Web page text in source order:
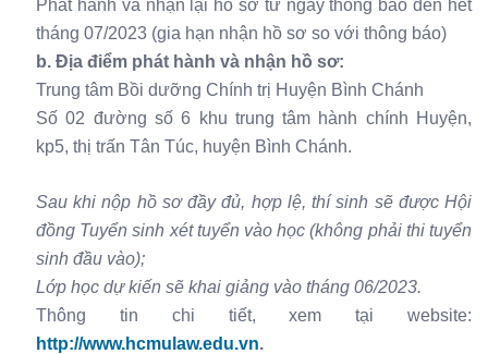
Phát hành và nhận lại hồ sơ từ ngày thông báo đến hết
tháng 07/2023 (gia hạn nhận hồ sơ so với thông báo)
b. Địa điểm phát hành và nhận hồ sơ:
Trung tâm Bồi dưỡng Chính trị Huyện Bình Chánh
Số 02 đường số 6 khu trung tâm hành chính Huyện,
kp5, thị trấn Tân Túc, huyện Bình Chánh.
Sau khi nộp hồ sơ đầy đủ, hợp lệ, thí sinh sẽ được Hội
đồng Tuyển sinh xét tuyển vào học (không phải thi tuyển
sinh đầu vào);
Lớp học dự kiến sẽ khai giảng vào tháng 06/2023.
Thông tin chi tiết, xem tại website:
http://www.hcmulaw.edu.vn.